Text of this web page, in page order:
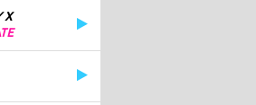
X